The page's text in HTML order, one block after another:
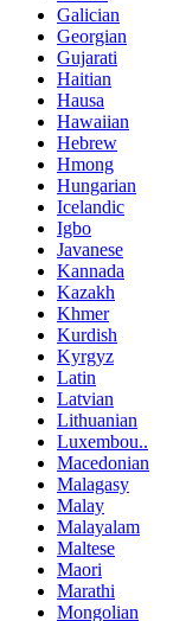
Galician
Georgian
Gujarati
Haitian
Hausa
Hawaiian
Hebrew
Hmong
Hungarian
Icelandic
Igbo
Javanese
Kannada
Kazakh
Khmer
Kurdish
Kyrgyz
Latin
Latvian
Lithuanian
Luxembou..
Macedonian
Malagasy
Malay
Malayalam
Maltese
Maori
Marathi
Mongolian